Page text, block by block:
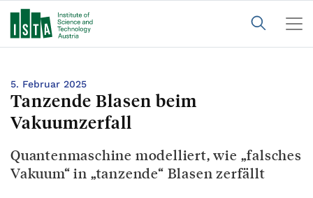
5. Februar 2025
Tanzende Blasen beim
Vakuumzerfall
Quantenmaschine modelliert, wie „falsches
Vakuum“ in „tanzende“ Blasen zerfällt